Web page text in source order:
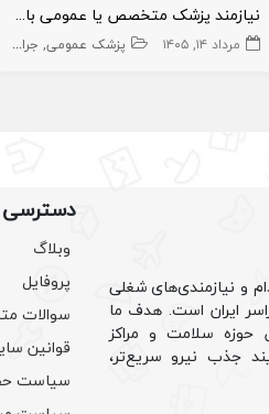
زیبایی پزشک عمومی پوست
نیازمند پزشک متخصص یا عمومی با پروانه تهران
مرداد ۱۴, ۱۴۰۵ پزشک عمومی جراح عمومی
و نیازمندی‌های شغلی
ایران است. هدف ما
سلامت و مراکز
جذب نیرو سریع‌تر،
وبلاگ
پروفایل
سوالات
قوانین
سیاست